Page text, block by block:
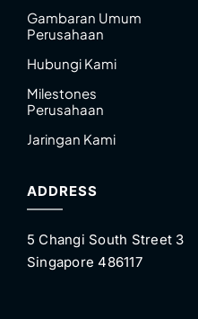
Gambaran Umum
Perusahaan
Hubungi Kami
Milestones
Perusahaan
Jaringan Kami
ADDRESS
5 Changi South Street 3
Singapore 486117